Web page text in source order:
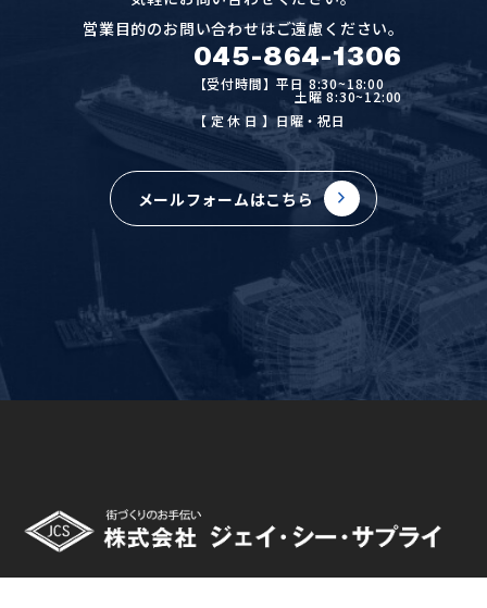
営業目的のお問い合わせはご遠慮ください。
045-864-1306
【受付時間】平日 8:30~18:00
土曜 8:30~12:00
【定休日】日曜・祝日
メールフォームはこちら